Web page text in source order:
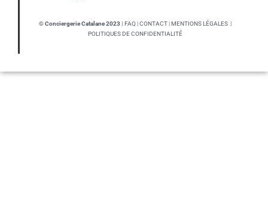
© Conciergerie Catalane 2023 | FAQ|CONTACT|MENTIONS LÉGALES|
POLITIQUES DE CONFIDENTIALITÉ